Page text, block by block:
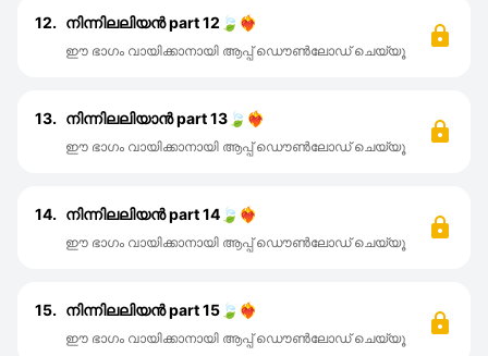
12. നിന്നിലലിയൻ part 12🍃❤️‍🔥
ഈ ഭാഗം വായിക്കാനായി ആപ്പ് ഡൌൺലോഡ് ചെയ്യൂ
13. നിന്നിലലിയാൻ part 13🍃❤️‍🔥
ഈ ഭാഗം വായിക്കാനായി ആപ്പ് ഡൌൺലോഡ് ചെയ്യൂ
14. നിന്നിലലിയൻ part 14🍃❤️‍🔥
ഈ ഭാഗം വായിക്കാനായി ആപ്പ് ഡൌൺലോഡ് ചെയ്യൂ
15. നിന്നിലലിയൻ part 15🍃❤️‍🔥
ഈ ഭാഗം വായിക്കാനായി ആപ്പ് ഡൌൺലോഡ് ചെയ്യൂ